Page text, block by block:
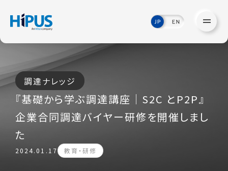
調達ナレッジ
『基礎から学ぶ調達講座｜S2C とP2P』
企業合同調達バイヤー研修を開催しまし
た
2024.01.17 教育・研修